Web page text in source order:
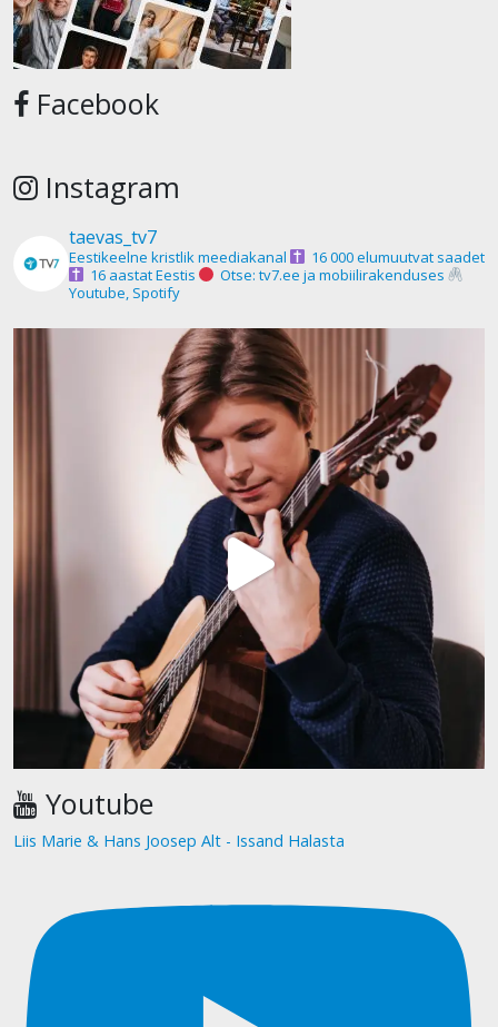
Facebook
Instagram
taevas_tv7
Eestikeelne kristlik meediakanal
16 000 elumuutvat saadet
16 aastat Eestis
Otse: tv7.ee ja mobiilirakenduses
Youtube, Spotify
Youtube
Liis Marie & Hans Joosep Alt - Issand Halasta